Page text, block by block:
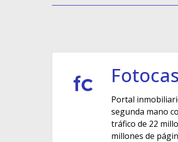
Portal
segunda mano
tráfico de 22
millones de